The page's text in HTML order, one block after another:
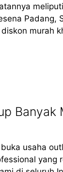
Padang,
murah
Banyak
usaha
yang